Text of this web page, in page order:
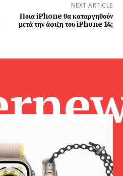
NEXT ARTICLE
Ποια iPhone θα καταργηθούν
μετά την άφιξη του iPhone 14;